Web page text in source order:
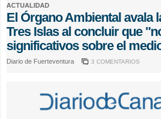
ACTUALIDAD
El Órgano Ambiental avala
Tres Islas al concluir que
significativos sobre el
Diario de Fuerteventura 3 COMENTARIOS